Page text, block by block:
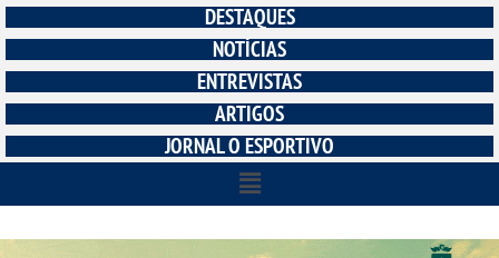
DESTAQUES
NOTÍCIAS
ENTREVISTAS
ARTIGOS
JORNAL O ESPORTIVO